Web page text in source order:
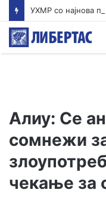
Алиу: Се
сомнежи
чекање за